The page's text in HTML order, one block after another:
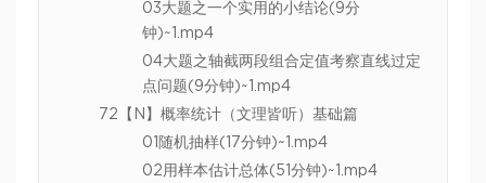
03大题之一个实用的小结论(9分
钟)~1.mp4
04大题之轴截两段组合定值考察直线过定
点问题(9分钟)~1.mp4
72【N】概率统计（文理皆听）基础篇
01随机抽样(17分钟)~1.mp4
02用样本估计总体(51分钟)~1.mp4